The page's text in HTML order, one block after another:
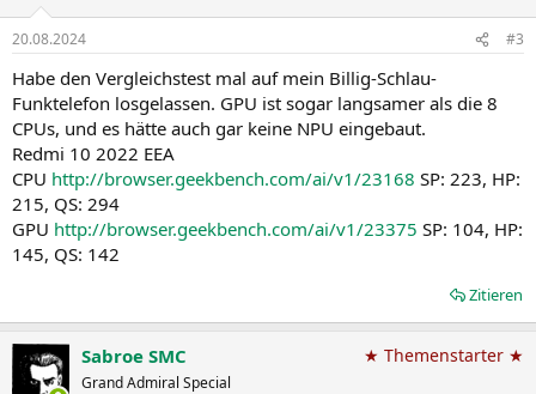
Image Segmentation (Q)
98%
119.4 IPS
100457
117.2 IPS
Pose Estimation (HP)
100%
143393
167.3 IPS
Pose Estimation (Q)
98.3 IPS
Object Detection (SP)
100%
537.2 IPS
Object Detection (HP)
Object Detection (Q)
89%
Face Detection (SP)
19858
20.08.2024 #3
Habe den Vergleichstest mal auf mein Billig-Schlau-
Funktelefon losgelassen. GPU ist sogar langsamer als die 8
CPUs, und es hätte auch gar keine NPU eingebaut.
Redmi 10 2022 EEA
CPU http://browser.geekbench.com/ai/v1/23168 SP: 223, HP:
215, QS: 294
GPU http://browser.geekbench.com/ai/v1/23375 SP: 104, HP:
145, QS: 142
Zitieren
Sabroe SMC
Grand Admiral Special
★ Themenstarter ★